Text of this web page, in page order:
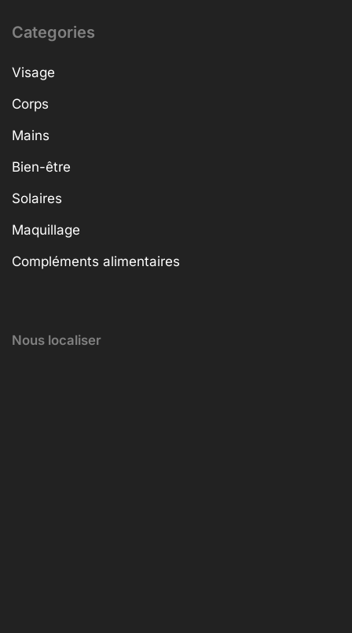
Categories
Visage
Corps
Mains
Bien-être
Solaires
Maquillage
Compléments alimentaires
Nous localiser